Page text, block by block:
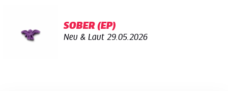
SOBER (EP)
Neu & Laut 29.05.2026